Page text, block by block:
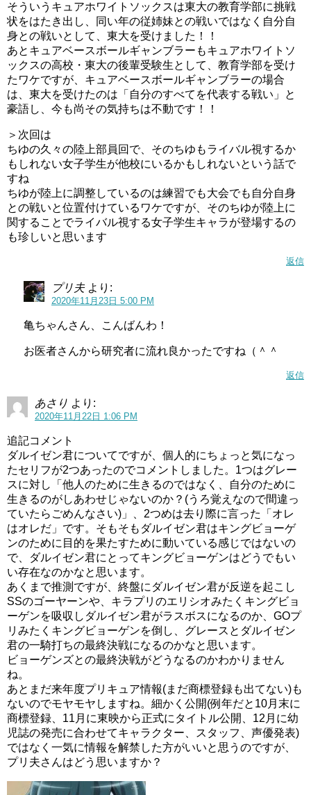
そういうキュアホワイトソックスは東大の教育学部に挑戦
状をはたき出し、同い年の従姉妹との戦いではなく自分自
身との戦いとして、東大を受けました！！
あとキュアベースボールギャンブラーもキュアホワイトソ
ックスの高校・東大の後輩受験生として、教育学部を受け
たワケですが、キュアベースボールギャンブラーの場合
は、東大を受けたのは「自分のすべてを代表する戦い」と
豪語し、今も尚その気持ちは不動です！！
＞次回は
ちゆの久々の陸上部員回で、そのちゆもライバル視するか
もしれない女子学生が他校にいるかもしれないという話で
すね
ちゆが陸上に調整しているのは練習でも大会でも自分自身
との戦いと位置付けているワケですが、そのちゆが陸上に
関することでライバル視する女子学生キャラが登場するの
も珍しいと思います
返信
プリ夫 より:
2020年11月23日 5:00 PM
亀ちゃんさん、こんばんわ！
お医者さんから研究者に流れ良かったですね（＾＾
返信
あさり より:
2020年11月22日 1:06 PM
追記コメント
ダルイゼン君についてですが、個人的にちょっと気になっ
たセリフが2つあったのでコメントしました。1つはグレー
スに対し「他人のために生きるのではなく、自分のために
生きるのがしあわせじゃないのか？(うろ覚えなので間違っ
ていたらごめんなさい)」、2つめは去り際に言った「オレ
はオレだ」です。そもそもダルイゼン君はキングビョーゲ
ンのために目的を果たすために動いている感じではないの
で、ダルイゼン君にとってキングビョーゲンはどうでもい
い存在なのかなと思います。
あくまで推測ですが、終盤にダルイゼン君が反逆を起こし
SSのゴーヤーンや、キラプリのエリシオみたくキングビョ
ーゲンを吸収しダルイゼン君がラスボスになるのか、GOプ
リみたくキングビョーゲンを倒し、グレースとダルイゼン
君の一騎打ちの最終決戦になるのかなと思います。
ビョーゲンズとの最終決戦がどうなるのかわかりません
ね。
あとまだ来年度プリキュア情報(まだ商標登録も出てない)も
ないのでモヤモヤしますね。細かく公開(例年だと10月末に
商標登録、11月に東映から正式にタイトル公開、12月に幼
児誌の発売に合わせてキャラクター、スタッフ、声優発表)
ではなく一気に情報を解禁した方がいいと思うのですが、
プリ夫さんはどう思いますか？